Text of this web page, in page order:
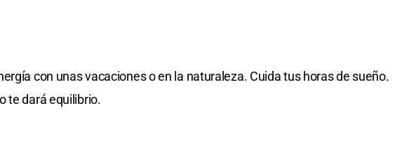
con unas vacaciones o en la naturaleza. Cuida tus horas de sueño.
te dará equilibrio.